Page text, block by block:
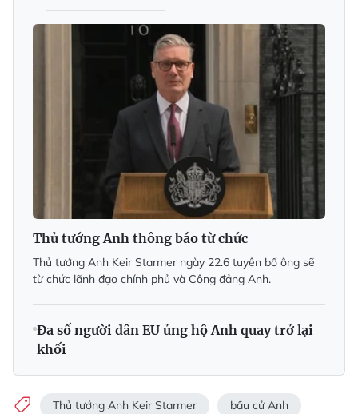
Thủ tướng Anh thông báo từ chức
Thủ tướng Anh Keir Starmer ngày 22.6 tuyên bố ông sẽ
từ chức lãnh đạo chính phủ và Công đảng Anh.
Đa số người dân EU ủng hộ Anh quay trở lại
khối
Thủ tướng Anh Keir Starmer bầu cử Anh